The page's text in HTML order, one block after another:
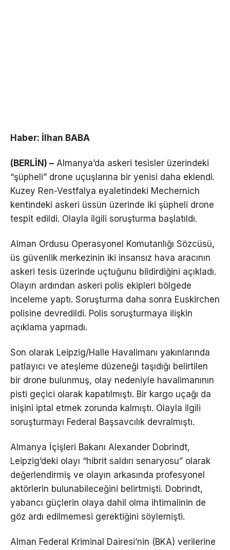
Haber: İlhan BABA
(BERLİN) – Almanya’da askeri tesisler üzerindeki
“şüpheli” drone uçuşlarına bir yenisi daha eklendi.
Kuzey Ren-Vestfalya eyaletindeki Mechernich
kentindeki askeri üssün üzerinde iki şüpheli drone
tespit edildi. Olayla ilgili soruşturma başlatıldı.
Alman Ordusu Operasyonel Komutanlığı Sözcüsü,
üs güvenlik merkezinin iki insansız hava aracının
askeri tesis üzerinde uçtuğunu bildirdiğini açıkladı.
Olayın ardından askeri polis ekipleri bölgede
inceleme yaptı. Soruşturma daha sonra Euskirchen
polisine devredildi. Polis soruşturmaya ilişkin
açıklama yapmadı.
Son olarak Leipzig/Halle Havalimanı yakınlarında
patlayıcı ve ateşleme düzeneği taşıdığı belirtilen
bir drone bulunmuş, olay nedeniyle havalimanının
pisti geçici olarak kapatılmıştı. Bir kargo uçağı da
inişini iptal etmek zorunda kalmıştı. Olayla ilgili
soruşturmayı Federal Başsavcılık devralmıştı.
Almanya İçişleri Bakanı Alexander Dobrindt,
Leipzig’deki olayı “hibrit saldırı senaryosu” olarak
değerlendirmiş ve olayın arkasında profesyonel
aktörlerin bulunabileceğini belirtmişti. Dobrindt,
yabancı güçlerin olaya dahil olma ihtimalinin de
göz ardı edilmemesi gerektiğini söylemişti.
Alman Federal Kriminal Dairesi’nin (BKA) verilerine